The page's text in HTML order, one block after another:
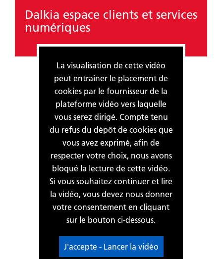
Dalkia espace clients et services
numériques
La visualisation de cette vidéo
peut entraîner le placement de
cookies par le fournisseur de la
plateforme vidéo vers laquelle
vous serez dirigé. Compte tenu
du refus du dépôt de cookies que
vous avez exprimé, afin de
respecter votre choix, nous avons
bloqué la lecture de cette vidéo.
Si vous souhaitez continuer et lire
la vidéo, vous devez nous donner
votre consentement en cliquant
sur le bouton ci-dessous.
J'accepte - Lancer la vidéo